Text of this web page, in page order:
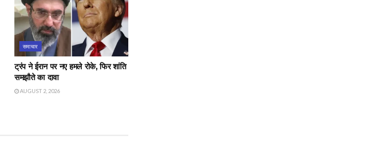
समाचार
ट्रंप ने ईरान पर नए हमले रोके, फिर शांति
समझौते का दावा
AUGUST 2, 2026